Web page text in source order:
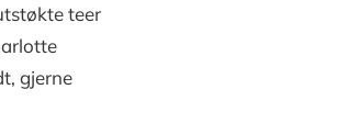
teer
gjerne